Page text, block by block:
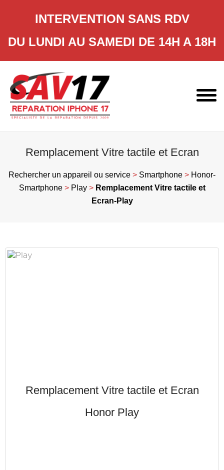
INTERVENTION SANS RDV
DU LUNDI AU SAMEDI DE 14H A 18H
content
Remplacement Vitre tactile et Ecran
Rechercher un appareil ou service > Smartphone > Honor-
Smartphone> Play> Remplacement Vitre tactile et
Ecran-Play
Remplacement Vitre tactile et Ecran
Honor Play